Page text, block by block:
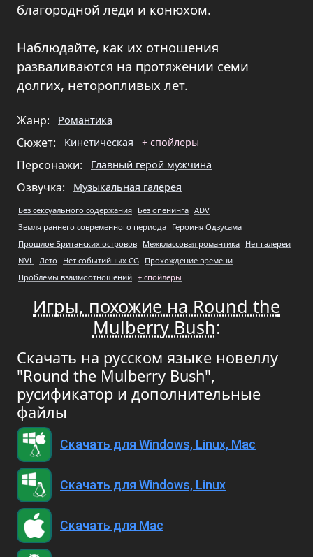
благородной леди и конюхом.
Наблюдайте, как их отношения
разваливаются на протяжении семи
долгих, неторопливых лет.
Жанр: Романтика
Сюжет: Кинетическая + спойлеры
Персонажи: Главный герой мужчина
Озвучка: Музыкальная галерея
Без сексуального содержания Без опенинга ADV
Земля раннего современного периода Героиня Одзусама
Прошлое Британских островов Межклассовая романтика Нет галереи
NVL Лето Нет событийных CG Прохождение времени
Проблемы взаимоотношений + спойлеры
Игры, похожие на Round the
Mulberry Bush:
Скачать на русском языке новеллу
"Round the Mulberry Bush",
русификатор и дополнительные
файлы
Скачать для Windows, Linux, Mac
Скачать для Windows, Linux
Скачать для Mac